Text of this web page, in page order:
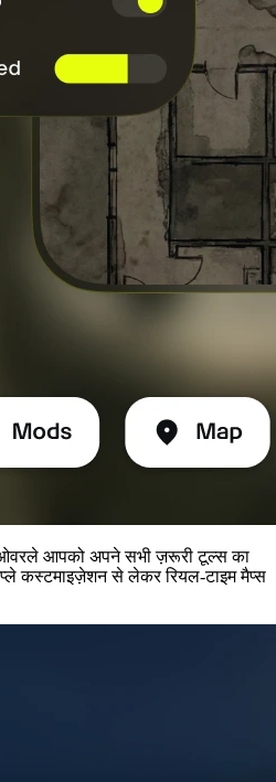
आपको अपने सभी ज़रूरी टूल्स का
कस्टमाइज़ेशन से लेकर रियल-टाइम मैप्स